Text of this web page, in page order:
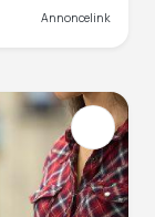
Annoncelink